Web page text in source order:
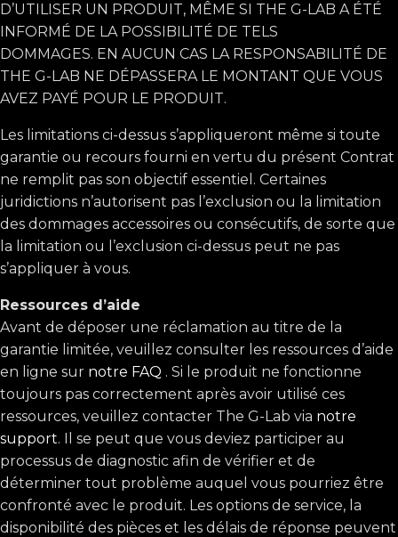
D’UTILISER UN PRODUIT, MÊME SI THE G-LAB A ÉTÉ
INFORMÉ DE LA POSSIBILITÉ DE TELS
DOMMAGES. EN AUCUN CAS LA RESPONSABILITÉ DE
THE G-LAB NE DÉPASSERA LE MONTANT QUE VOUS
AVEZ PAYÉ POUR LE PRODUIT.
Les limitations ci-dessus s’appliqueront même si toute
garantie ou recours fourni en vertu du présent Contrat
ne remplit pas son objectif essentiel. Certaines
juridictions n’autorisent pas l’exclusion ou la limitation
des dommages accessoires ou consécutifs, de sorte que
la limitation ou l’exclusion ci-dessus peut ne pas
s’appliquer à vous.
Ressources d’aide
Avant de déposer une réclamation au titre de la
garantie limitée, veuillez consulter les ressources d’aide
en ligne sur notre FAQ . Si le produit ne fonctionne
toujours pas correctement après avoir utilisé ces
ressources, veuillez contacter The G-Lab via notre
support. Il se peut que vous deviez participer au
processus de diagnostic afin de vérifier et de
déterminer tout problème auquel vous pourriez être
confronté avec le produit. Les options de service, la
disponibilité des pièces et les délais de réponse peuvent